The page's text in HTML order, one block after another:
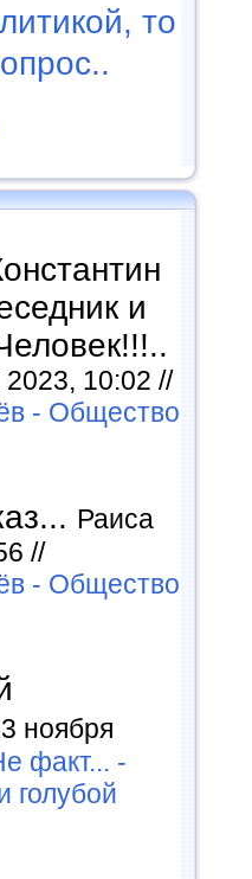
то
и
10:02 //
- Общество
Раиса
//
- Общество
ноября
факт... -
голубой